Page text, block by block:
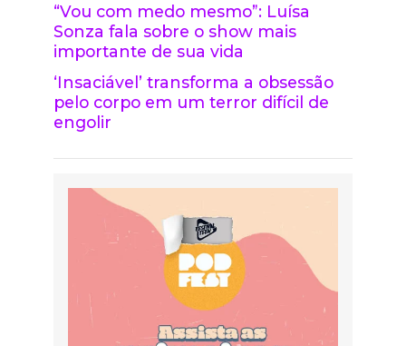
“Vou com medo mesmo”: Luísa
Sonza fala sobre o show mais
importante de sua vida
‘Insaciável’ transforma a obsessão
pelo corpo em um terror difícil de
engolir